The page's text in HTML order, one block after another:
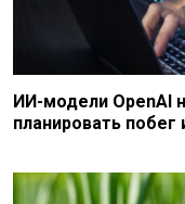
ИИ-модели OpenAI
планировать